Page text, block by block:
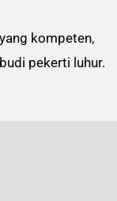
kompeten,
pekerti luhur.